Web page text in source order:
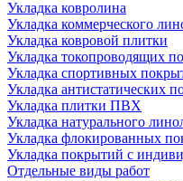
Укладка ковролина
Укладка коммерческого
Укладка ковровой плитки
Укладка токопроводящих
Укладка спортивных
Укладка антистатических
Укладка плитки ПВХ
Укладка натурального
Укладка флокированных
Укладка покрытий с
Отдельные виды работ